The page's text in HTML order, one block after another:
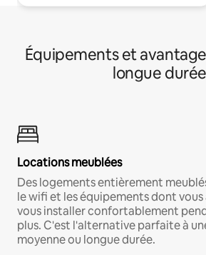
Équipements et
longue durée
Locations meublées
Des logements entièrement
le wifi et les équipements dont
vous installer confortablement
plus. C'est l'alternative parfaite à
moyenne ou longue durée.